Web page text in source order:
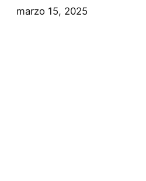
marzo 15, 2025